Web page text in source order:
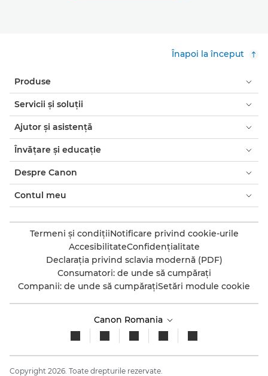
Înapoi la început
Produse
Servicii şi soluţii
Ajutor şi asistenţă
Învăţare şi educaţie
Despre Canon
Contul meu
Termeni şi condiţiiNotificare privind cookie-urile
AccesibilitateConfidenţialitate
Declaraţia privind sclavia modernă (PDF)
Consumatori: de unde să cumpăraţi
Companii: de unde să cumpăraţiSetări module cookie
Canon Romania
Copyright 2026. Toate drepturile rezervate.